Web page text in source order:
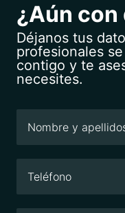
¿Aún con
Déjanos tus
profesionales
contigo y te
necesites.